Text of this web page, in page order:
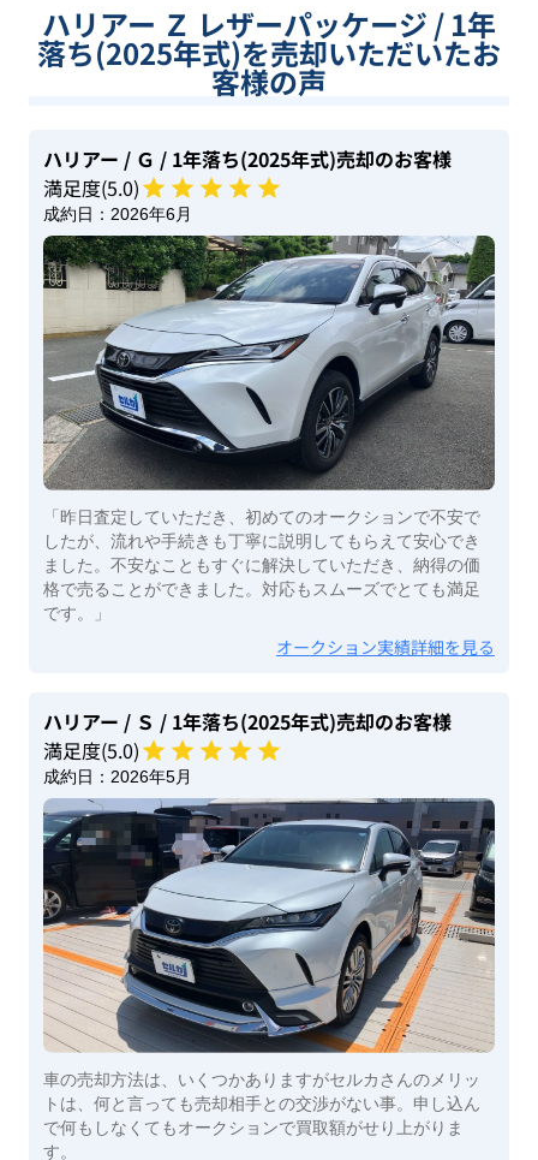
ハリアー Ｚ レザーパッケージ / 1年
落ち(2025年式)を売却いただいたお
客様の声
ハリアー / Ｇ / 1年落ち(2025年式)売却のお客様
満足度(5.0)
成約日： 2026年6月
「昨日査定していただき、初めてのオークションで不安で
したが、流れや手続きも丁寧に説明してもらえて安心でき
ました。不安なこともすぐに解決していただき、納得の価
格で売ることができました。対応もスムーズでとても満足
です。」
オークション実績詳細を見る
ハリアー / Ｓ / 1年落ち(2025年式)売却のお客様
満足度(5.0)
成約日： 2026年5月
車の売却方法は、いくつかありますがセルカさんのメリッ
トは、何と言っても売却相手との交渉がない事。申し込ん
で何もしなくてもオークションで買取額がせり上がりま
す。